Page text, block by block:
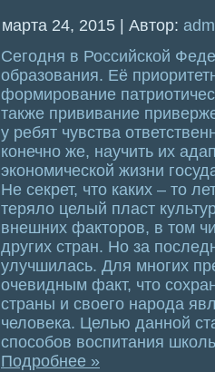
марта 24, 2015 | Автор:
Сегодня в Российской
образования. Её
формирование
также прививание
у ребят чувства
конечно же, научить их
экономической жизни
Не секрет, что каких – то
теряло целый пласт
внешних факторов, в том
других стран. Но за
улучшилась. Для многих
очевидным факт, что
страны и своего народа
человека. Целью данной
способов воспитания
Подробнее »